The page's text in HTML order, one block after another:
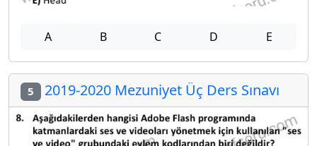
A B C D E
5 2019-2020 Mezuniyet Üç Ders Sınavı